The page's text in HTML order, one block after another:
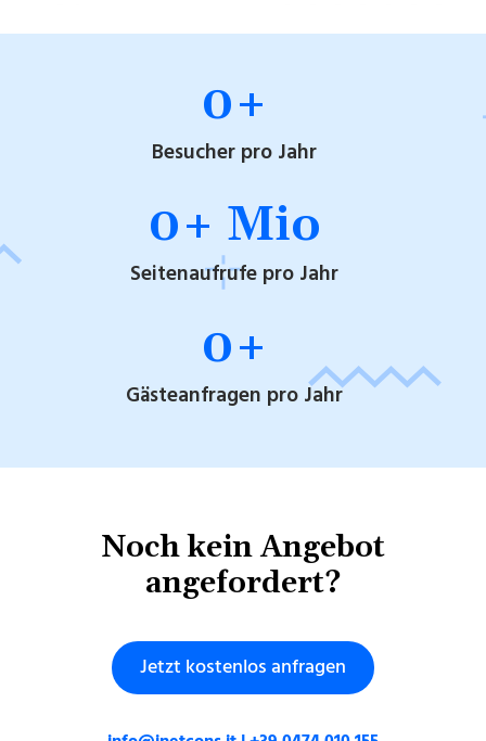
Besucher pro Jahr
0+
Seitenaufrufe pro Jahr
0+ Mio
Gästeanfragen pro Jahr
0+
Noch kein Angebot
angefordert?
Jetzt kostenlos anfragen